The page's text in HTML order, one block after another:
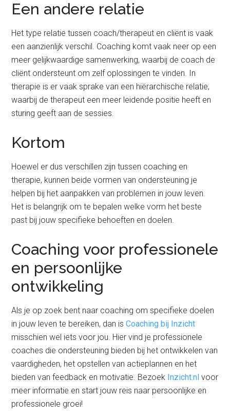
Een andere relatie
Het type relatie tussen coach/therapeut en cliënt is vaak
een aanzienlijk verschil. Coaching komt vaak neer op een
meer gelijkwaardige samenwerking, waarbij de coach de
cliënt ondersteunt om zelf oplossingen te vinden. In
therapie is er vaak sprake van een hiërarchische relatie,
waarbij de therapeut een meer leidende positie heeft en
sturing geeft aan de sessies.
Kortom
Hoewel er dus verschillen zijn tussen coaching en
therapie, kunnen beide vormen van ondersteuning je
helpen bij het aanpakken van problemen in jouw leven.
Het is belangrijk om te bepalen welke vorm het beste
past bij jouw specifieke behoeften en doelen.
Coaching voor professionele
en persoonlijke
ontwikkeling
Als je op zoek bent naar coaching om specifieke doelen
in jouw leven te bereiken, dan isCoaching bij Inzicht
misschien wel iets voor jou. Hier vind je professionele
coaches die ondersteuning bieden bij het ontwikkelen van
vaardigheden, het opstellen van actieplannen en het
bieden van feedback en motivatie. Bezoek Inzicht.nl voor
meer informatie en start jouw reis naar persoonlijke en
professionele groei!